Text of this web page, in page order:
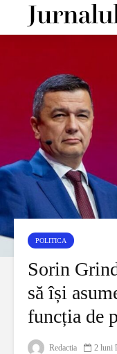
POLITICA
Sorin
să își
funcția de
Redactia 2 luni